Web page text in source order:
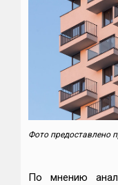
Фото предоставлено
По мнению